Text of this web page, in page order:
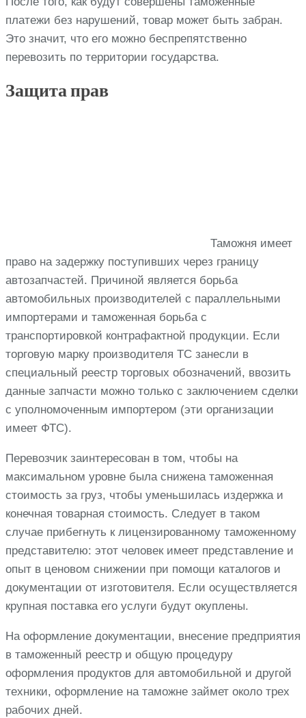
платежи без нарушений, товар может быть забран.
Это значит, что его можно беспрепятственно
перевозить по территории государства.
Защита прав
Таможня имеет
право на задержку поступивших через границу
автозапчастей. Причиной является борьба
автомобильных производителей с параллельными
импортерами и таможенная борьба с
транспортировкой контрафактной продукции. Если
торговую марку производителя ТС занесли в
специальный реестр торговых обозначений, ввозить
данные запчасти можно только с заключением сделки
с уполномоченным импортером (эти организации
имеет ФТС).
Перевозчик заинтересован в том, чтобы на
максимальном уровне была снижена таможенная
стоимость за груз, чтобы уменьшилась издержка и
конечная товарная стоимость. Следует в таком
случае прибегнуть к лицензированному таможенному
представителю: этот человек имеет представление и
опыт в ценовом снижении при помощи каталогов и
документации от изготовителя. Если осуществляется
крупная поставка его услуги будут окуплены.
На оформление документации, внесение предприятия
в таможенный реестр и общую процедуру
оформления продуктов для автомобильной и другой
техники, оформление на таможне займет около трех
рабочих дней.